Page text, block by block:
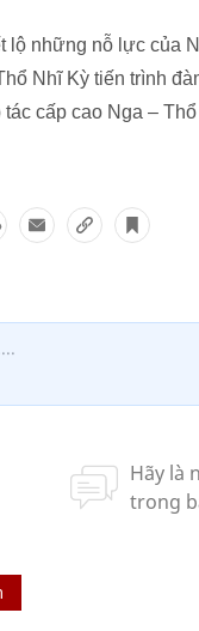
lộ những nỗ lực của
Nhĩ Kỳ tiến trình
cấp cao Nga –